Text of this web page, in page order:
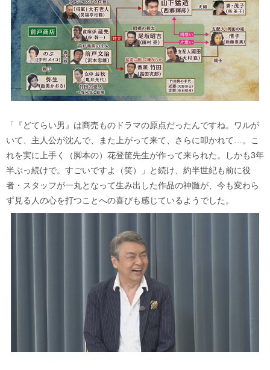
「『どてらい男』は商売ものドラマの原点だったんですね。ワルが
いて、主人公が沈んで、また上がって来て、さらに叩かれて…。こ
れを実に上手く（脚本の）花登筐先生が作って来られた。しかも3年
半ぶっ続けで。すごいですよ（笑）」と続け、約半世紀も前に役
者・スタッフが一丸となって生み出した作品の神髄が、今も変わら
ず見る人の心を打つことへの喜びも感じているようでした。